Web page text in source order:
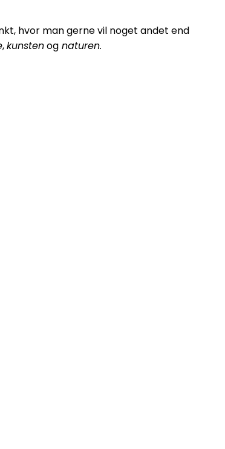
hvor man gerne vil noget andet end
,kunstenog naturen.